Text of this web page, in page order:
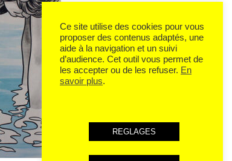
Ce site utilise des cookies pour vous
proposer des contenus adaptés, une
aide à la navigation et un suivi
d’audience. Cet outil vous permet de
les accepter ou de les refuser. En
savoir plus.
REGLAGES